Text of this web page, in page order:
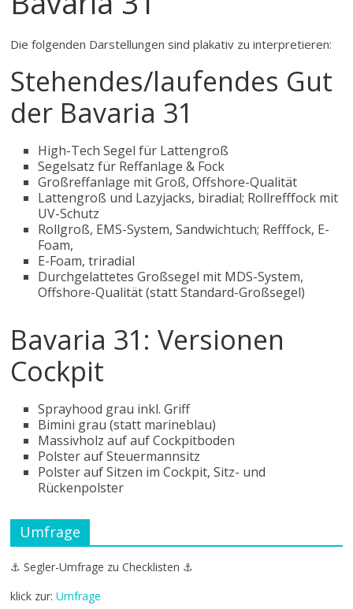
Die folgenden Darstellungen sind plakativ zu interpretieren:
Stehendes/laufendes Gut
der Bavaria 31
High-Tech Segel für Lattengroß
Segelsatz für Reffanlage & Fock
Großreffanlage mit Groß, Offshore-Qualität
Lattengroß und Lazyjacks, biradial; Rollrefffock mit
UV-Schutz
Rollgroß, EMS-System, Sandwichtuch; Refffock, E-
Foam,
E-Foam, triradial
Durchgelattetes Großsegel mit MDS-System,
Offshore-Qualität (statt Standard-Großsegel)
Bavaria 31: Versionen
Cockpit
Sprayhood grau inkl. Griff
Bimini grau (statt marineblau)
Massivholz auf auf Cockpitboden
Polster auf Steuermannsitz
Polster auf Sitzen im Cockpit, Sitz- und
Rückenpolster
Umfrage
⚓ Segler-Umfrage zu Checklisten ⚓
klick zur:Umfrage